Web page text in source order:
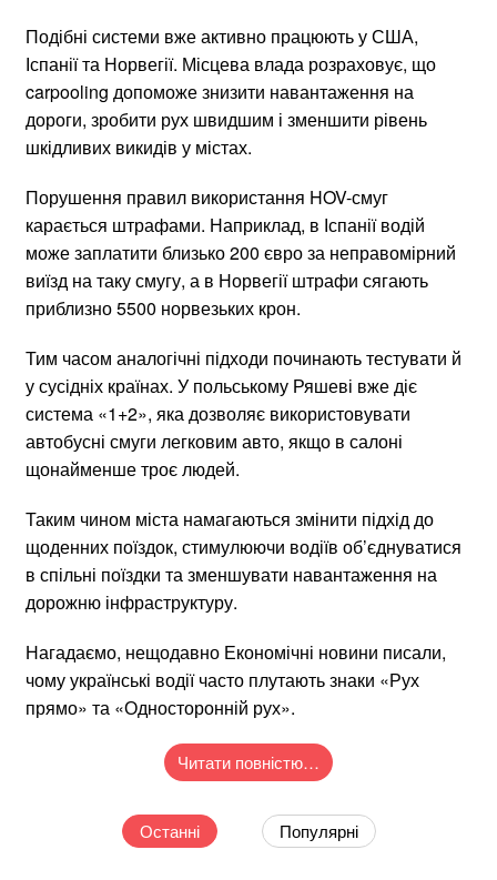
Подібні системи вже активно працюють у США,
Іспанії та Норвегії. Місцева влада розраховує, що
carpooling допоможе знизити навантаження на
дороги, зробити рух швидшим і зменшити рівень
шкідливих викидів у містах.
Порушення правил використання HOV-смуг
карається штрафами. Наприклад, в Іспанії водій
може заплатити близько 200 євро за неправомірний
виїзд на таку смугу, а в Норвегії штрафи сягають
приблизно 5500 норвезьких крон.
Тим часом аналогічні підходи починають тестувати й
у сусідніх країнах. У польському Ряшеві вже діє
система «1+2», яка дозволяє використовувати
автобусні смуги легковим авто, якщо в салоні
щонайменше троє людей.
Таким чином міста намагаються змінити підхід до
щоденних поїздок, стимулюючи водіїв об’єднуватися
в спільні поїздки та зменшувати навантаження на
дорожню інфраструктуру.
Нагадаємо, нещодавно Економічні новини писали,
чому українські водії часто плутають знаки «Рух
прямо» та «Односторонній рух».
Читати повністю…
Останні Популярні